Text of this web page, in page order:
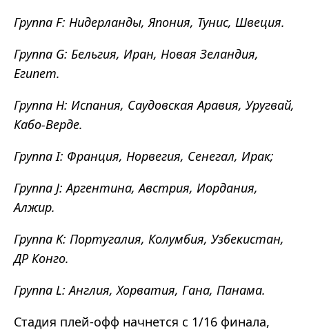
Группа F: Нидерланды, Япония, Тунис, Швеция.
Группа G: Бельгия, Иран, Новая Зеландия,
Египет.
Группа H: Испания, Саудовская Аравия, Уругвай,
Кабо-Верде.
Группа I: Франция, Норвегия, Сенегал, Ирак;
Группа J: Аргентина, Австрия, Иордания,
Алжир.
Группа K: Португалия, Колумбия, Узбекистан,
ДР Конго.
Группа L: Англия, Хорватия, Гана, Панама.
Стадия плей-офф начнется с 1/16 финала,